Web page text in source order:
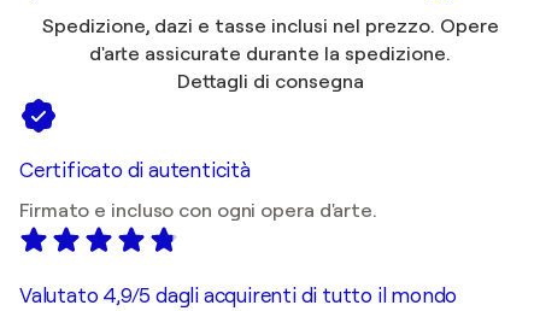
Spedizione, dazi e tasse inclusi nel prezzo. Opere
d'arte assicurate durante la spedizione.
Dettagli di consegna
Certificato di autenticità
Firmato e incluso con ogni opera d'arte.
Valutato 4,9/5 dagli acquirenti di tutto il mondo